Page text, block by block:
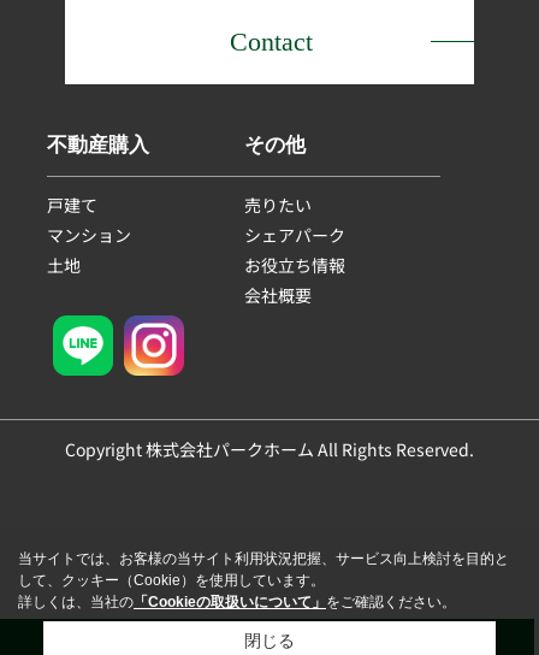
Contact
不動産購入
戸建て
マンション
土地
その他
売りたい
シェアパーク
お役立ち情報
会社概要
Copyright 株式会社パークホーム All Rights Reserved.
当サイトでは、お客様の当サイト利用状況把握、サービス向上検討を目的と
して、クッキー（Cookie）を使用しています。
詳しくは、当社の 「Cookieの取扱いについて」 をご確認ください。
閉じる